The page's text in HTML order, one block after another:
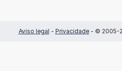
Aviso legal - Privacidade- © 2005-